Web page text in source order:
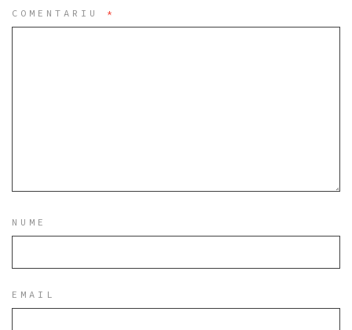
COMENTARIU *
NUME
EMAIL